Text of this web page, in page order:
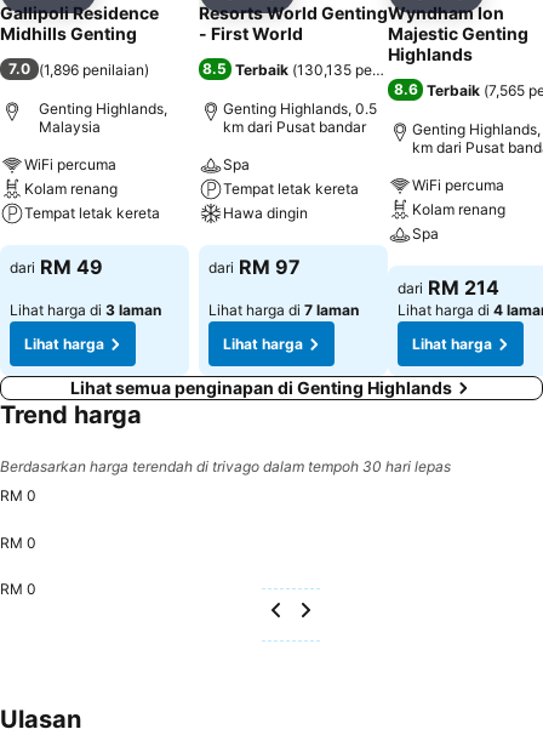
Gallipoli Residence
Midhills Genting
7.0 (1,896 penilaian)
Genting Highlands,
Malaysia
WiFi percuma
Kolam renang
Tempat letak kereta
Lihat harga
dari RM 49
Lihat harga di 3 laman
Lihat harga
Resorts World Genting
- First World
8.5 Terbaik (130,135 penilaian
Genting Highlands, 0.5
km dari Pusat bandar
Spa
Tempat letak kereta
Hawa dingin
Lihat harga
dari RM 97
Lihat harga di 7 laman
Lihat harga
Wyndham Ion
Majestic Genting
Highlands
8.6 Terbaik (7,565
Genting Highlands,
km dari Pusat
WiFi percuma
Kolam renang
Spa
Lihat harga
dari RM 214
Lihat harga di 4
Lihat harga
Lihat semua penginapan di Genting Highlands
Trend harga
Berdasarkan harga terendah di trivago dalam tempoh 30 hari lepas
RM 0
RM 0
RM 0
Ulasan